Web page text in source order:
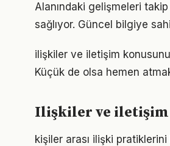
Alanındaki gelişmeleri
sağlıyor. Güncel bilgiye
ilişkiler ve iletişim
Küçük de olsa hemen
Ilişkiler ve iletişim
kişiler arası ilişki